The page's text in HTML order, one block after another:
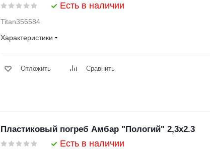
Есть в наличии
Titan356584
Характеристики
Отложить Сравнить
Пластиковый погреб Амбар "Пологий" 2,3х2.3
Есть в наличии